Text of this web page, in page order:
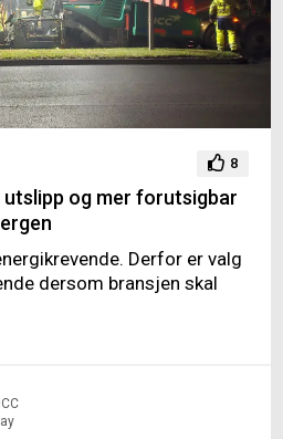
8
og mer forutsigbar
Derfor er valg
dersom bransjen skal